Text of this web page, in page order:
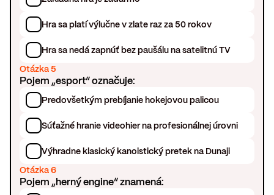
Hra sa platí výlučne v zlate raz za 50 rokov
Hra sa nedá zapnúť bez paušálu na satelitnú TV
Otázka 5
Pojem „esport“ označuje:
Predovšetkým prebíjanie hokejovou palicou
Súťažné hranie videohier na profesionálnej úrovni
Výhradne klasický kanoistický pretek na Dunaji
Otázka 6
Pojem „herný engine“ znamená: